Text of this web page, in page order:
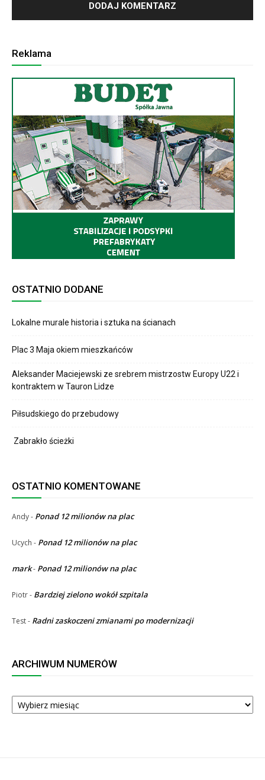
Reklama
OSTATNIO DODANE
Lokalne murale historia i sztuka na ścianach
Plac 3 Maja okiem mieszkańców
Aleksander Maciejewski ze srebrem mistrzostw Europy U22 i
kontraktem w Tauron Lidze
Piłsudskiego do przebudowy
Zabrakło ścieżki
OSTATNIO KOMENTOWANE
Andy- Ponad 12 milionów na plac
Ucych - Ponad 12 milionów na plac
mark- Ponad 12 milionów na plac
Piotr- Bardziej zielono wokół szpitala
Test- Radni zaskoczeni zmianami po modernizacji
ARCHIWUM NUMERÓW
ARCHIWUM
NUMERÓW